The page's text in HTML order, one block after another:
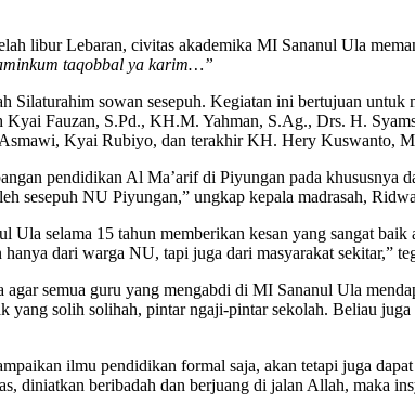
libur Lebaran, civitas akademika MI Sananul Ula
taqobbal ya karim…”
sowan sesepuh. Kegiatan ini bertujuan untuk
Kyai Fauzan, S.Pd., KH.M. Yahman, S.Ag., Drs. H.
Kyai Rubiyo, dan terakhir KH. Hery Kuswanto,
pendidikan Al Ma’arif di Piyungan pada khususnya
sesepuh NU Piyungan,” ungkap kepala madrasah,
selama 15 tahun memberikan kesan yang sangat
dari warga NU, tapi juga dari masyarakat sekitar,”
semua guru yang mengabdi di MI Sananul Ula
yang solih solihah, pintar ngaji-pintar sekolah. Beliau
ilmu pendidikan formal saja, akan tetapi juga
beribadah dan berjuang di jalan Allah, maka